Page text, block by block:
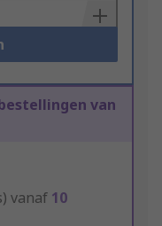
van
vanaf 10